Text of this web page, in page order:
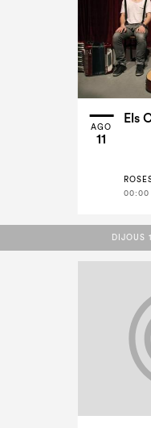
AGO
11
Els
00:00
DIJOUS
DIJOUS